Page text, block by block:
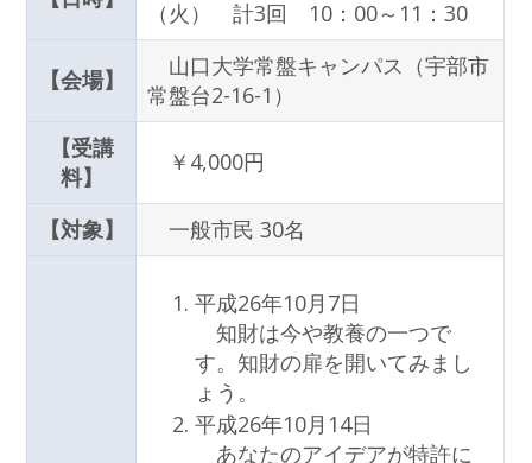
（火） 計3回 10：00～11：30
【会場】
山口大学常盤キャンパス（宇部市
常盤台2-16-1）
【受講
料】
￥4,000円
【対象】 一般市民 30名
平成26年10月7日
知財は今や教養の一つで
す。知財の扉を開いてみまし
ょう。
平成26年10月14日
あなたのアイデアが特許に